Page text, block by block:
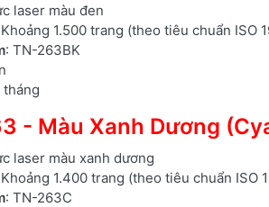
laser màu đen
1.500 trang (theo tiêu chuẩn ISO
: TN-263BK
tháng
- Màu Xanh Dương
laser màu xanh dương
1.400 trang (theo tiêu chuẩn ISO
: TN-263C